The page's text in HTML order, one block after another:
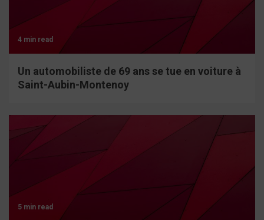
4 min read
Un automobiliste de 69 ans se tue en voiture à
Saint-Aubin-Montenoy
5 min read